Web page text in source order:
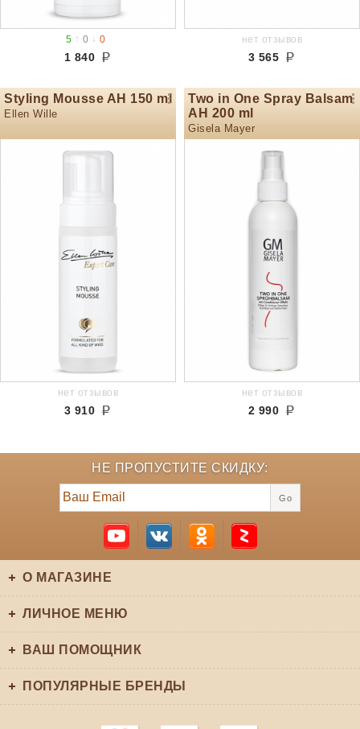
5 ↑0 ↓0
1 840
нет отзывов
3 565
Styling Mousse AH 150 ml
Ellen Wille
нет отзывов
3 910
Two in One Spray Balsam
AH 200 ml
Gisela Mayer
нет отзывов
2 990
НЕ ПРОПУСТИТЕ СКИДКУ:
Go
О МАГАЗИНЕ
ЛИЧНОЕ МЕНЮ
ВАШ ПОМОЩНИК
ПОПУЛЯРНЫЕ БРЕНДЫ